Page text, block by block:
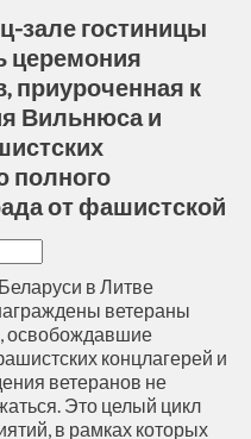
зале гостиницы
церемония
приуроченная к
Вильнюса и
полного
от фашистской
в Литве
ветераны
освобождавшие
концлагерей и
ветеранов не
Это целый цикл
в рамках которых